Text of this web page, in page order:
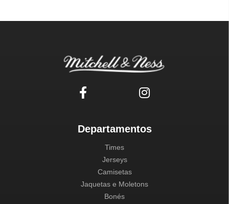
Departamentos
Times
Jerseys
Camisetas
Jaquetas e Moletons
Bonés